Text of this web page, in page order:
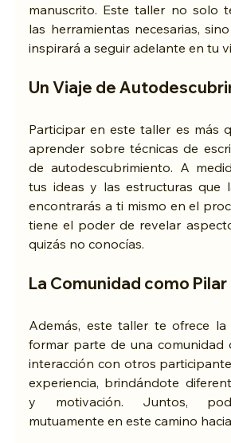
manuscrito. Este taller no solo
las herramientas necesarias,
inspirará a seguir adelante en tu
Un Viaje de
Participar en este taller es más
aprender sobre técnicas de
de autodescubrimiento. A
tus ideas y las estructuras que
encontrarás a ti mismo en el
tiene el poder de revelar
quizás no conocías.
La Comunidad como Pilar
Además, este taller te ofrece
formar parte de una comunidad
interacción con otros
experiencia, brindándote
y motivación. Juntos,
mutuamente en este camino